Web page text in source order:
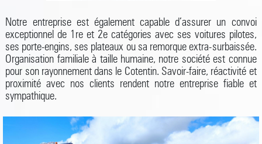
Notre entreprise est également capable d’assurer un convoi
exceptionnel de 1re et 2e catégories avec ses voitures pilotes,
ses porte-engins, ses plateaux ou sa remorque extra-surbaissée.
Organisation familiale à taille humaine, notre société est connue
pour son rayonnement dans le Cotentin. Savoir-faire, réactivité et
proximité avec nos clients rendent notre entreprise fiable et
sympathique.